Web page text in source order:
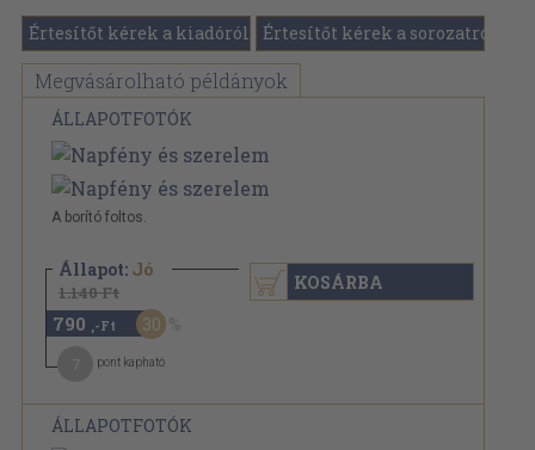
Értesítőt kérek a kiadóról Értesítőt kérek a sorozatról
Megvásárolható példányok
ÁLLAPOTFOTÓK
A borító foltos.
Állapot: Jó
1.140 Ft
790 ,-Ft 30
pont kapható
KOSÁRBA
ÁLLAPOTFOTÓK